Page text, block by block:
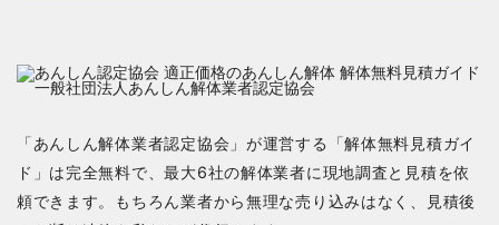
「あんしん解体業者認定協会」が運営する「解体無料見積ガイ
ド」は完全無料で、最大6社の解体業者に現地調査と見積を依
頼できます。もちろん業者から無理な売り込みはなく、見積後